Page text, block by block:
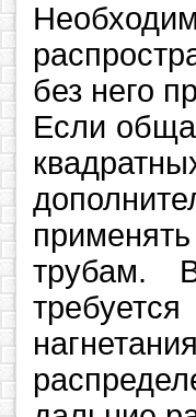
без него
Если
трубам.